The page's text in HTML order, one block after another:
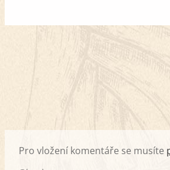
Pro vložení komentáře se musíte